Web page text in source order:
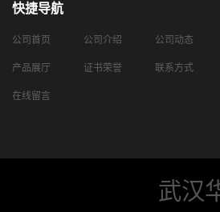
快捷导航
公司首页 公司介绍 公司动态
产品展厅 证书荣誉 联系方式
在线留言
武汉